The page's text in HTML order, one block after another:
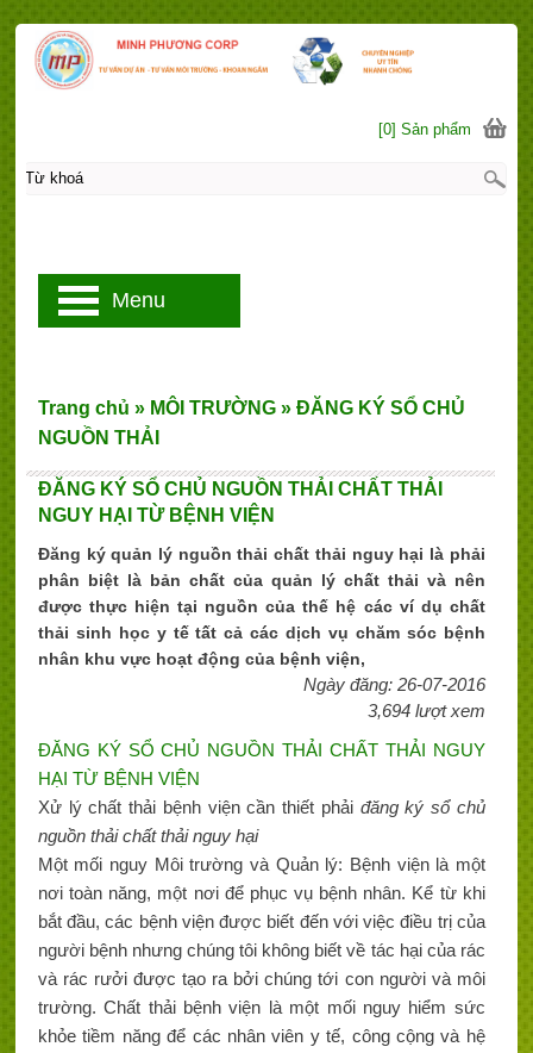
ĐĂNG KÝ SỔ CHỦ NGUỒN THẢI CHẤT THẢI
NGUY HẠI TỪ BỆNH VIỆN
Đăng ký quản lý nguồn thải chất thải nguy hại là phải
phân biệt là bản chất của quản lý chất thải và nên
được thực hiện tại nguồn của thế hệ các ví dụ chất
thải sinh học y tế tất cả các dịch vụ chăm sóc bệnh
nhân khu vực hoạt động của bệnh viện,
Ngày đăng: 26-07-2016
3,694 lượt xem
ĐĂNG KÝ SỔ CHỦ NGUỒN THẢI CHẤT THẢI NGUY
HẠI TỪ BỆNH VIỆN
Xử lý chất thải bệnh viện cần thiết phải đăng ký sổ chủ
nguồn thải chất thải nguy hại
Một mối nguy Môi trường và Quản lý: Bệnh viện là một
nơi toàn năng, một nơi để phục vụ bệnh nhân. Kể từ khi
bắt đầu, các bệnh viện được biết đến với việc điều trị của
người bệnh nhưng chúng tôi không biết về tác hại của rác
và rác rưởi được tạo ra bởi chúng tới con người và môi
trường. Chất thải bệnh viện là một mối nguy hiểm sức
khỏe tiềm năng để các nhân viên y tế, công cộng và hệ
Trang chủ » MÔI TRƯỜNG » ĐĂNG KÝ SỔ CHỦ
NGUỒN THẢI
[0] Sản phẩm
Menu